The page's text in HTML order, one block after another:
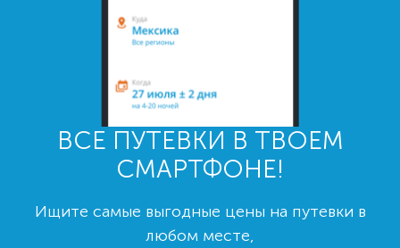
ВСЕ ПУТЕВКИ В ТВОЕМ
СМАРТФОНЕ!
Ищите самые выгодные цены на путевки в
любом месте,